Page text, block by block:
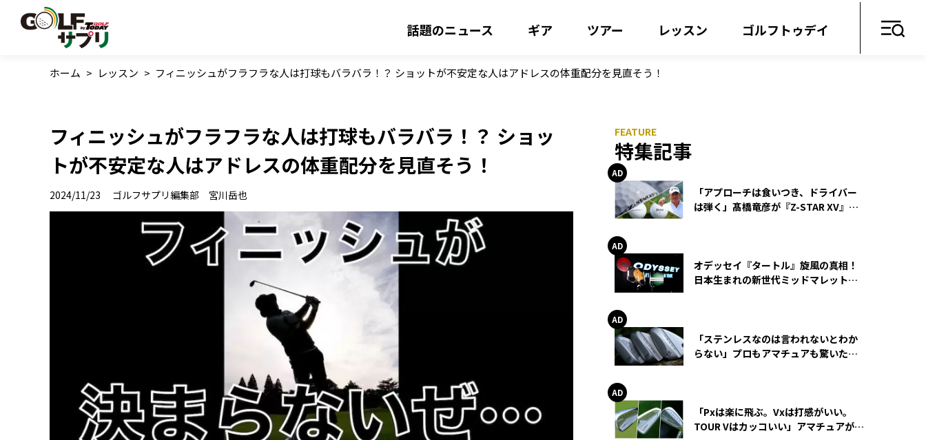
話題のニュース ギア ツアー レッスン ゴルフトゥデイ
ホーム > レッスン > フィニッシュがフラフラな人は打球もバラバラ！？ ショットが不安定な人はアドレスの体重配分を見直そう！
フィニッシュがフラフラな人は打球もバラバラ！？ ショッ
トが不安定な人はアドレスの体重配分を見直そう！
2024/11/23 ゴルフサプリ編集部 宮川岳也
特集記事
「アプローチは食いつき、ドライバー
は弾く」髙橋竜彦が『Z-STAR XV』を
オデッセイ『タートル』旋風の真相！
日本生まれの新世代ミッドマレットが
「ステンレスなのは言われないとわか
らない」プロもアマチュアも驚いた
「Pxは楽に飛ぶ。Vxは打感がいい。
TOUR Vはカッコいい」アマチュアが選